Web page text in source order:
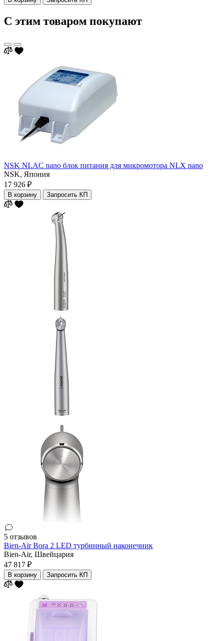
С этим товаром покупают
NSK NLAC nano блок питания для микромотора NLX nano
NSK, Япония
17 926 ₽
В корзину Запросить КП
5 отзывов
Bien-Air Bora 2 LED турбинный наконечник
Bien-Air, Швейцария
47 817 ₽
В корзину Запросить КП